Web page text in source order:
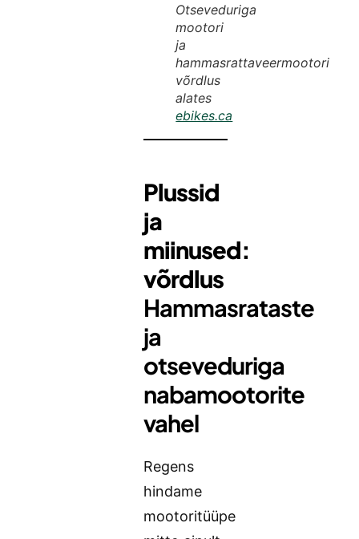
Otseveduriga
mootori
ja
hammasrattaveermootori
võrdlus
alates
ebikes.ca
Plussid
ja
miinused:
võrdlus
Hammasrataste
ja
otseveduriga
nabamootorite
vahel
Regens
hindame
mootoritüüpe